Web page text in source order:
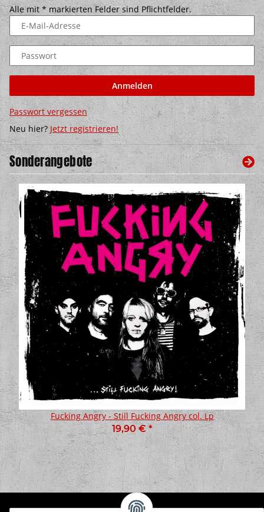
Alle mit * markierten Felder sind Pflichtfelder.
E-Mail-Adresse
Passwort
Anmelden
Passwort vergessen
Neu hier? Jetzt registrieren!
Sonderangebote
Fucking Angry - Still Fucking Angry col. Lp
19,90 € *